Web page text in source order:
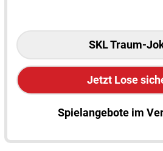
SKL Traum-
Jetzt Lose
Spielangebote im